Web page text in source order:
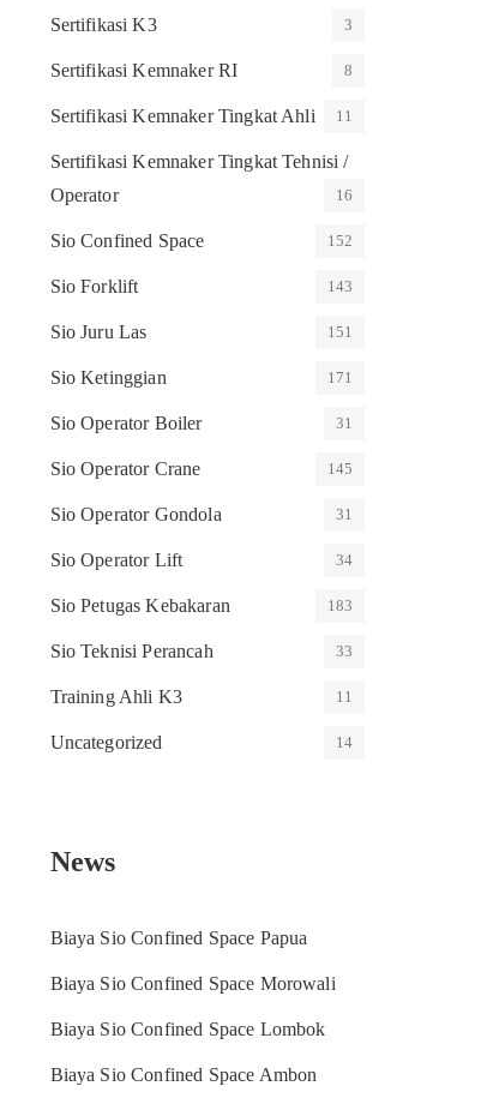
Sertifikasi K3 3
Sertifikasi Kemnaker RI 8
Sertifikasi Kemnaker Tingkat Ahli 11
Sertifikasi Kemnaker Tingkat Tehnisi /
Operator
16
Sio Confined Space 152
Sio Forklift 143
Sio Juru Las 151
Sio Ketinggian 171
Sio Operator Boiler 31
Sio Operator Crane 145
Sio Operator Gondola 31
Sio Operator Lift 34
Sio Petugas Kebakaran 183
Sio Teknisi Perancah 33
Training Ahli K3 11
Uncategorized 14
News
Biaya Sio Confined Space Papua
Biaya Sio Confined Space Morowali
Biaya Sio Confined Space Lombok
Biaya Sio Confined Space Ambon